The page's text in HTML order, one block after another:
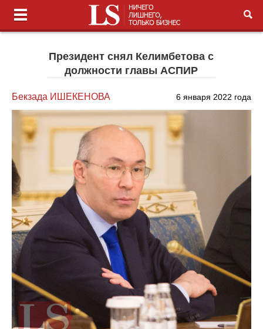
Президент снял Келимбетова с
должности главы АСПИР
Бекзада ИШЕКЕНОВА 6 января 2022 года